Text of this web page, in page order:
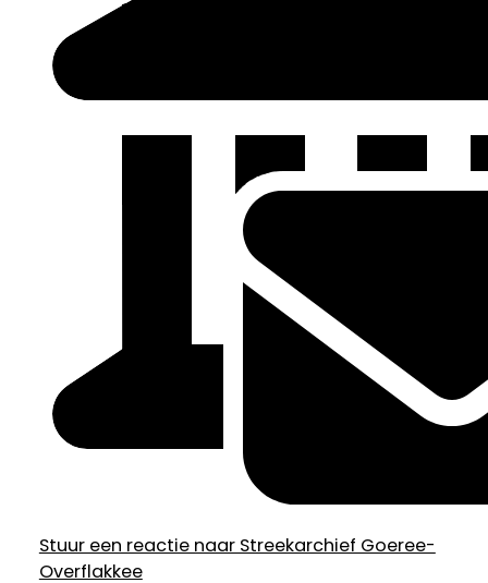
Stuur een reactie naar Streekarchief Goeree-
Overflakkee